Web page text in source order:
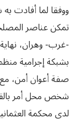
تمكن عناصر
-غرب- وهران،
بشبكة إجرامية
شخص محل أمر
لدى محكمة